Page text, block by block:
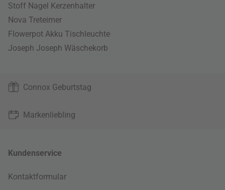
Stoff Nagel Kerzenhalter
Nova Treteimer
Flowerpot Akku Tischleuchte
Joseph Joseph Wäschekorb
Connox Geburtstag
Markenliebling
Kundenservice
Kontaktformular